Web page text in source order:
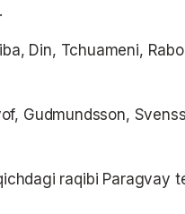
Din, Tchuameni,
Gudmundsson,
raqibi Paragvay